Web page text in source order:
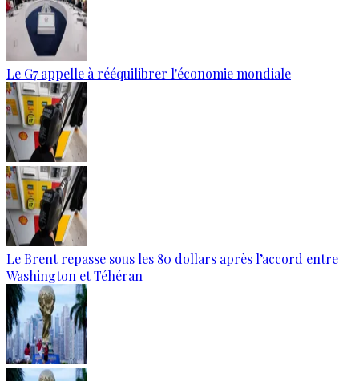
Le G7 appelle à rééquilibrer l'économie mondiale
Le Brent repasse sous les 80 dollars après l’accord entre
Washington et Téhéran